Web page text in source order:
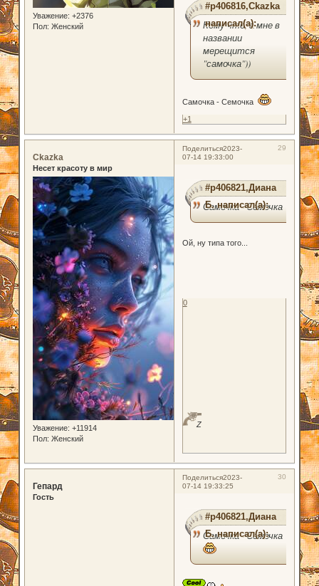
Уважение: +2376
Пол: Женский
#p406816,Ckazka
написал(а):
Кому что, а мне в
названии
мерещится
"самочка"))
Самочка - Семочка
+1
Поделиться 29
2023-
07-14 19:33:00
Ckazka
Несет красоту в мир
Уважение: +11914
Пол: Женский
#p406821,Диана
Б. написал(а):
Самочка - Семочка
Ой, ну типа того...
Z
0
Поделиться 30
2023-
07-14 19:33:25
Гепард
Гость
#p406821,Диана
Б. написал(а):
Самочка - Семочка